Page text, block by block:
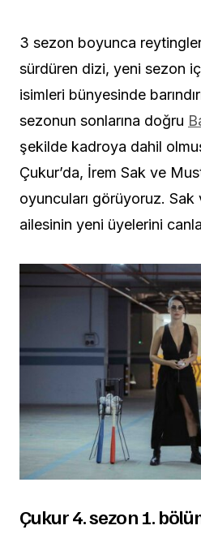
3 sezon boyunca
sürdüren dizi, yeni sezon
isimleri bünyesinde
sezonun sonlarına doğru
şekilde kadroya dahil
Çukur’da, İrem Sak ve
oyuncuları görüyoruz. Sak
ailesinin yeni üyelerini
Çukur 4. sezon 1.